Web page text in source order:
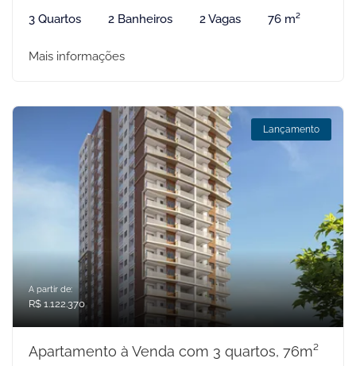
3 Quartos 2 Banheiros 2 Vagas 76 m²
Mais informações
Lançamento
A partir de:
R$ 1.122.370
Apartamento à Venda com 3 quartos, 76m²